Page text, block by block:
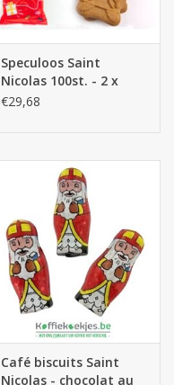
Speculoos Saint
Nicolas 100st. - 2 x
14cm
€29,68
Café biscuits Saint
Nicolas - chocolat au